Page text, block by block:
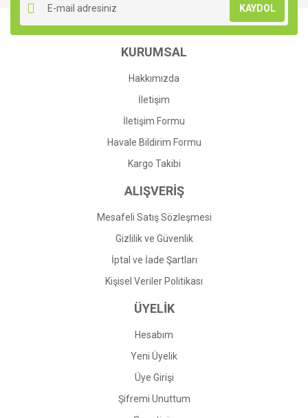
Ürün açıklamasında eksik bilgiler bulunuyor.
Ürün bilgilerinde hatalar bulunuyor.
Ürün fiyatı diğer sitelerden daha pahalı.
Gönder
KAYDOL
KURUMSAL
Hakkımızda
İletişim
İletişim Formu
Havale Bildirim Formu
Kargo Takibi
ALIŞVERİŞ
Mesafeli Satış Sözleşmesi
Gizlilik ve Güvenlik
İptal ve İade Şartları
Kişisel Veriler Politikası
ÜYELİK
Hesabım
Yeni Üyelik
Üye Girişi
Şifremi Unuttum